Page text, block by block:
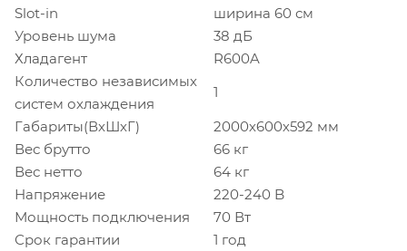
Slot-in
ширина 60 см
Уровень шума
38 дБ
Хладагент
R600A
Количество независимых
систем охлаждения
1
Габариты(ВхШхГ)
2000х600х592 мм
Вес брутто
66 кг
Вес нетто
64 кг
Напряжение
220-240 B
Мощность подключения
70 Вт
Срок гарантии
1 год